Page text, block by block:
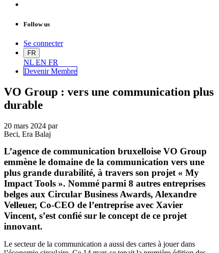
Follow us
Se connecter
FR
NL EN FR
Devenir Membre
VO Group : vers une communication plus
durable
20 mars 2024 par
Beci, Era Balaj
L’agence de communication bruxelloise VO Group
emmène le domaine de la communication vers une
plus grande durabilité, à travers son projet « My
Impact Tools ». Nommé parmi 8 autres entreprises
belges aux Circular Business Awards, Alexandre
Velleuer, Co-CEO de l’entreprise avec Xavier
Vincent, s’est confié sur le concept de ce projet
innovant.
Le secteur de la communication a aussi des cartes à jouer dans